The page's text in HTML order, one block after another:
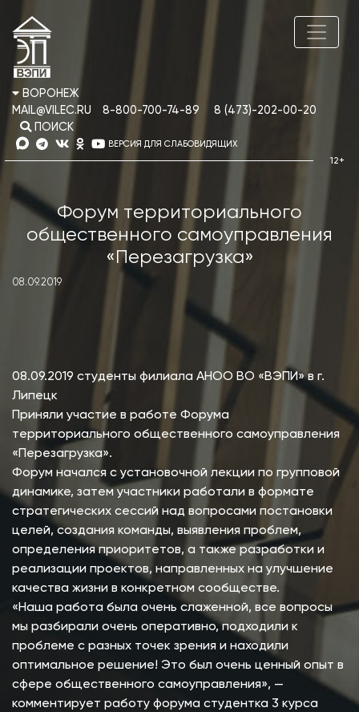
ВОРОНЕЖ
MAIL@VILEC.RU
8-800-700-74-89
8 (473)-202-00-20
ПОИСК
ВЕРСИЯ ДЛЯ СЛАБОВИДЯЩИХ
Форум территориального
общественного самоуправления
«Перезагрузка»
08.09.2019
08.09.2019 студенты филиала АНОО ВО «ВЭПИ» в г.
Липецк
Приняли участие в работе Форума
территориального общественного самоуправления
«Перезагрузка».
Форум начался с установочной лекции по групповой
динамике, затем участники работали в формате
стратегических сессий над вопросами постановки
целей, создания команды, выявления проблем,
определения приоритетов, а также разработки и
реализации проектов, направленных на улучшение
качества жизни в конкретном сообществе.
«Наша работа была очень слаженной, все вопросы
мы разбирали очень оперативно, подходили к
проблеме с разных точек зрения и находили
оптимальное решение! Это был очень ценный опыт в
сфере общественного самоуправления», —
комментирует работу форума студентка 3 курса